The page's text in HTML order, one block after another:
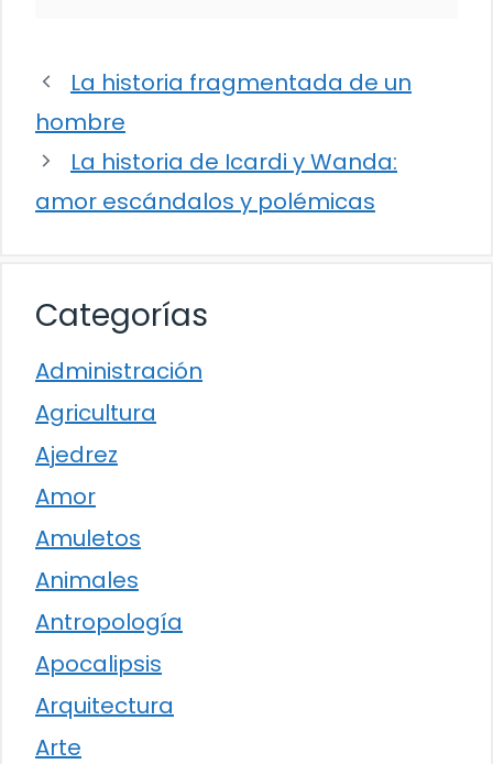
La historia fragmentada de un
hombre
La historia de Icardi y Wanda:
amor escándalos y polémicas
Categorías
Administración
Agricultura
Ajedrez
Amor
Amuletos
Animales
Antropología
Apocalipsis
Arquitectura
Arte